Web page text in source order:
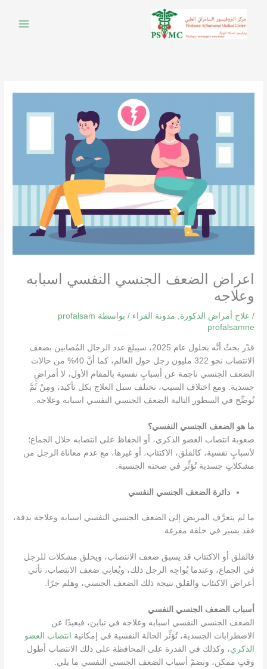
المحتوى
اعراض الضعف الجنسي النفسي اسبابه
وعلاجه
/ علاج أمراض الذكورة, مدونة القراء / بواسطة profalsam
profalsamne
قدّر بحثٌ أنَّه بحلول عام 2025، سيبلغ عدد الرجال المُصابين بضعف
الانتصاب نحو 322 مليون رجل حول العالم، كما أنَّ 40% من حالات
الضعف الجنسي ناجمة عن أسبابٍ نفسية بالمقام الأول، لا أمراضٍ
جسدية. ومع اختلاف السبب، تختلف سبل العلاج بكل تأكيد، ومِنْ ثَمَّ
نُوضِّح في السطور التالية
الضعف الجنسي النفسي اسبابه وعلاجه
ما هو الضعف الجنسي النفسي؟
صعوبة انتصاب العضو الذكري، أو الحفاظ على انتصابه خلال الجماع؛
لأسبابٍ نفسية، كالقلق، الاكتئاب، أو غيرها، مع عدم معاناة الرجل من
مشكلاتٍ جسدية تُؤثِّر في صحته الجنسية.
دائرة الضعف الجنسي النفسي
ما لم يتعرَّف المريض إلى الضعف الجنسي النفسي اسبابه وعلاجه بدقة،
فقد يسير في حلقة مفرغة.
فالقلق أو الاكتئاب قد يسبق ضعف الانتصاب، ويخلق مشكلات للرجل
في الجماع، وعندما يُواجِه الرجل ذلك، ويُعانِي ضعف الانتصاب، تأتي
أعراض الاكتئاب والقلق نتيجة ذلك الضعف الجنسي، وهلم جرّا.
أسباب الضعف الجنسي النفسي
الضعف الجنسي النفسي اسبابه وعلاجه في تباين، فبعيدًا عن
الاضطرابات الجسدية، تُؤثِّر الحالة النفسية في إمكانية
انتصاب العضو
الذكري، وكذلك في القدرة على المحافظة على ذلك الانتصاب أطول
وقتٍ ممكن، وتضمّ أسباب الضعف الجنسي النفسي ما يلي: